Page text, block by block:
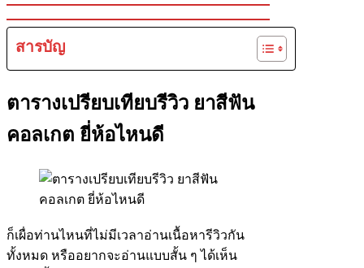
สารบัญ
ตารางเปรียบเทียบรีวิว ยาสีฟัน
คอลเกต ยี่ห้อไหนดี
ก็เผื่อท่านไหนที่ไม่มีเวลาอ่านเนื้อหารีวิวกัน
ทั้งหมด หรืออยากจะอ่านแบบสั้น ๆ ได้เห็น